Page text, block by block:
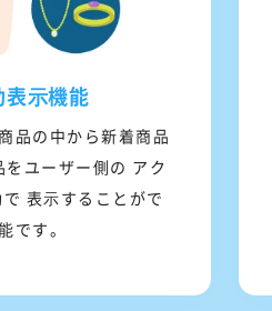
表⽰機能
品の中から新着商品
ユーザー側の アク
表⽰することがで
です。